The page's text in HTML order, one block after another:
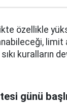
özellikle
limit
kuralların
günü